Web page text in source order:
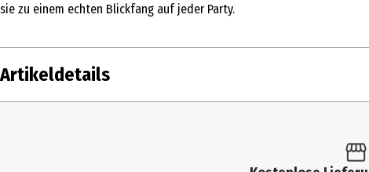
sie zu einem echten Blickfang auf jeder Party.
Artikeldetails